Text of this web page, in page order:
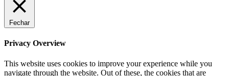
Fechar
Privacy Overview
This website uses cookies to improve your experience while you
navigate through the website. Out of these, the cookies that are